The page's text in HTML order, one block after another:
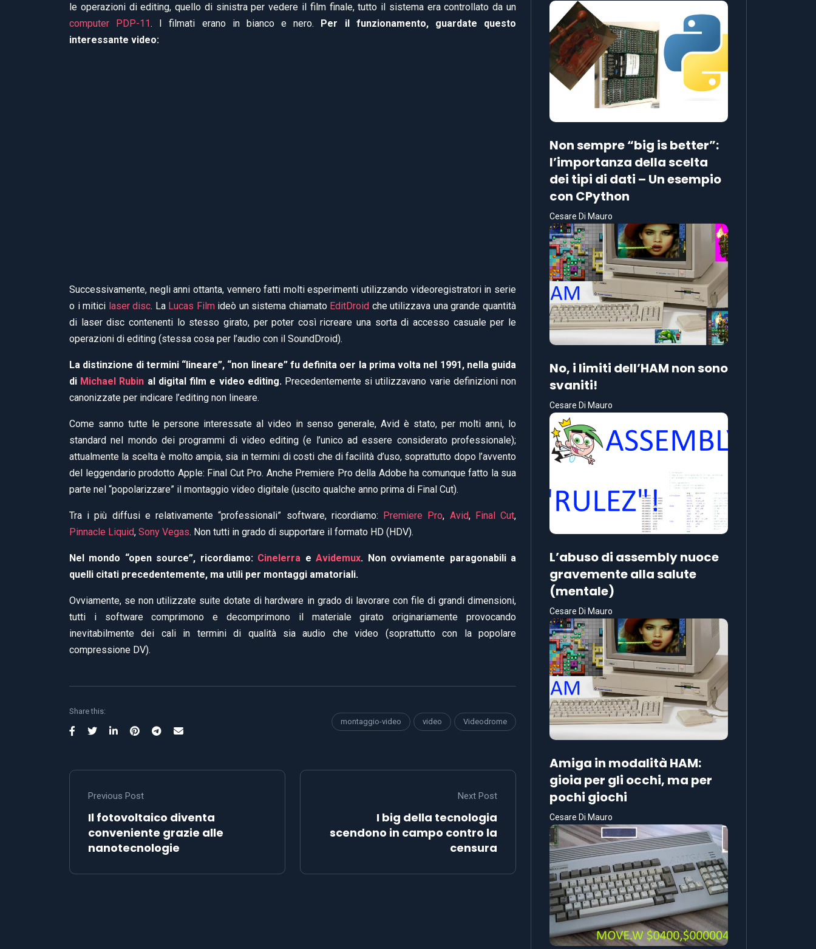
le operazioni di editing, quello di sinistra per vedere il film finale, tutto il sistema era controllato da un
computer PDP-11. I filmati erano in bianco e nero. Per il funzionamento, guardate questo
interessante video:
Successivamente, negli anni ottanta, vennero fatti molti esperimenti utilizzando videoregistratori in serie
o i mitici laser disc. La Lucas Filmideò un sistema chiamato EditDroid che utilizzava una grande quantità
di laser disc contenenti lo stesso girato, per poter così ricreare una sorta di accesso casuale per le
operazioni di editing (stessa cosa per l’audio con il SoundDroid).
La distinzione di termini “lineare”, “non lineare” fu definita oer la prima volta nel 1991, nella guida
di Michael Rubin al digital film e video editing. Precedentemente si utilizzavano varie definizioni non
canonizzate per indicare l’editing non lineare.
Come sanno tutte le persone interessate al video in senso generale, Avid è stato, per molti anni, lo
standard nel mondo dei programmi di video editing (e l’unico ad essere considerato professionale);
attualmente la scelta è molto ampia, sia in termini di costi che di facilità d’uso, soprattutto dopo l’avvento
del leggendario prodotto Apple: Final Cut Pro. Anche Premiere Pro della Adobe ha comunque fatto la sua
parte nel “popolarizzare” il montaggio video digitale (uscito qualche anno prima di Final Cut).
Tra i più diffusi e relativamente “professionali” software, ricordiamo: Premiere Pro, Avid, Final Cut,
Pinnacle Liquid, Sony Vegas. Non tutti in grado di supportare il formato HD (HDV).
Nel mondo “open source”, ricordiamo: Cinelerra eAvidemux. Non ovviamente paragonabili a
quelli citati precedentemente, ma utili per montaggi amatoriali.
Ovviamente, se non utilizzate suite dotate di hardware in grado di lavorare con file di grandi dimensioni,
tutti i software comprimono e decomprimono il materiale girato originariamente provocando
inevitabilmente dei cali in termini di qualità sia audio che video (soprattutto con la popolare
compressione DV).
Share this:
montaggio-video
video Videodrome
Previous Post
Il fotovoltaico diventa
conveniente grazie alle
nanotecnologie
Next Post
I big della tecnologia
scendono in campo contro la
censura
Non sempre “big is better”:
l’importanza della scelta
dei tipi di dati – Un esempio
con CPython
Cesare Di Mauro
No, i limiti dell’HAM non sono
svaniti!
Cesare Di Mauro
L’abuso di assembly nuoce
gravemente alla salute
(mentale)
Cesare Di Mauro
Amiga in modalità HAM:
gioia per gli occhi, ma per
pochi giochi
Cesare Di Mauro